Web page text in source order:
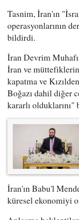
Tasnim, İran'ın
operasyonlarının
bildirdi.
İran Devrim
İran ve
kapatma ve
Boğazı dahil diğer
kararlı olduklarını"
İran'ın Babu'l
küresel ekonomiyi